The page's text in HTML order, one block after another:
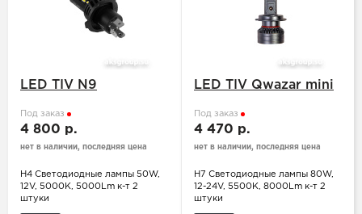
LED TIV N9
Под заказ
4 800 р.
нет в наличии, последняя цена
H4 Светодиодные лампы 50W,
12V, 5000K, 5000Lm к-т 2
штуки
LED TIV Qwazar mini
Под заказ
4 470 р.
нет в наличии, последняя цена
H7 Светодиодные лампы 80W,
12-24V, 5500K, 8000Lm к-т 2
штуки